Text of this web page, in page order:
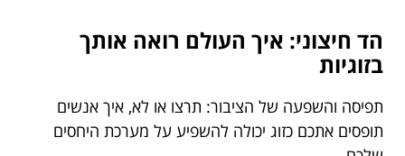
הד חיצוני: איך העולם רואה אותך
בזוגיות
תפיסה והשפעה של הציבור: תרצו או לא, איך אנשים
תופסים אתכם כזוג יכולה להשפיע על מערכת היחסים